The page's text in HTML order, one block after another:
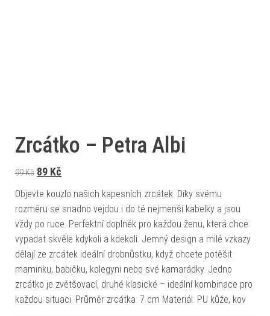
Zrcátko – Petra Albi
99Kč Původní cena byla: 99 Kč.
89 Kč
Objevte kouzlo našich kapesních zrcátek. Díky svému
rozměru se snadno vejdou i do té nejmenší kabelky a jsou
vždy po ruce. Perfektní doplněk pro každou ženu, která chce
vypadat skvěle kdykoli a kdekoli. Jemný design a milé vzkazy
dělají ze zrcátek ideální drobnůstku, když chcete potěšit
maminku, babičku, kolegyni nebo své kamarádky. Jedno
zrcátko je zvětšovací, druhé klasické – ideální kombinace pro
každou situaci. Průměr zrcátka: 7 cm Materiál: PU kůže, kov